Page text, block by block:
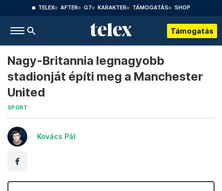
TELEX AFTER G7 KARAKTER TÁMOGATÁS SHOP
Támogatás
Nagy-Britannia legnagyobb
stadionját építi meg a Manchester
United
SPORT
Kovács Pál